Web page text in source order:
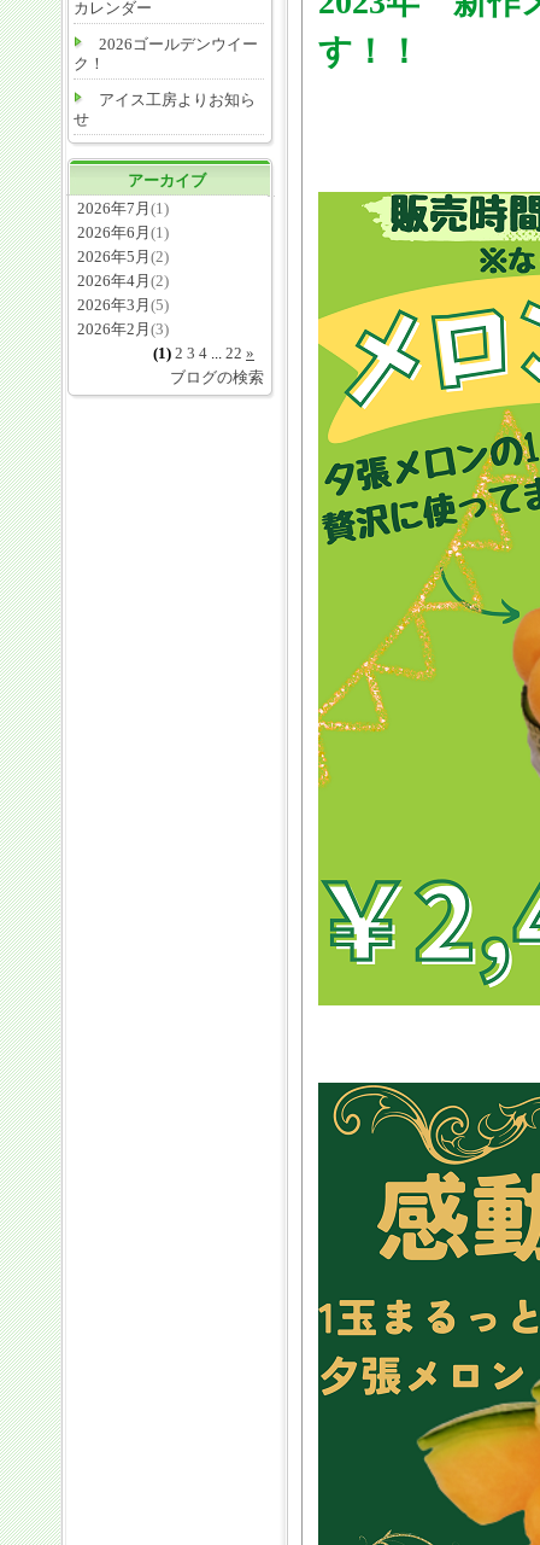
カレンダー
2026ゴールデンウイー
ク！
アイス工房よりお知ら
せ
アーカイブ
2026年7月 (1)
2026年6月 (1)
2026年5月 (2)
2026年4月 (2)
2026年3月 (5)
2026年2月 (3)
(1) 2 3 4 ... 22 »
ブログの検索
す！！